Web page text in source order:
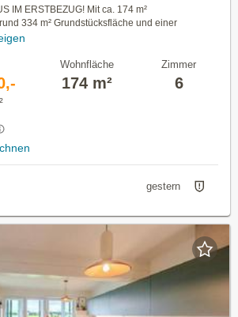
IM ERSTBEZUG! Mit ca. 174 m²
334 m² Grundstücksfläche und einer
Wohnfläche
174 m²
Zimmer
6
gestern